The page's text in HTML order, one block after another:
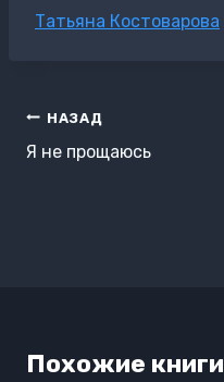
Метки
Татьяна Костоварова
Навигация
по
НАЗАД
Я не прощаюсь
Похожие книги